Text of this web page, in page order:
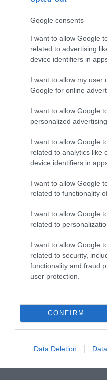
Google consents
I want to allow Google
related to advertising
device identifiers in
I want to allow my user
Google for online
I want to allow Google
personalized advertising.
I want to allow Google
related to analytics like
device identifiers in
I want to allow Google
related to functionality
I want to allow Google
related to
I want to allow Google
related to security,
functionality and fraud
user protection.
CONFIRM
Data Deletion
A
2026.
35
BAKA
2026.
TELJES
2026.
TATA
TÖBB
2026.